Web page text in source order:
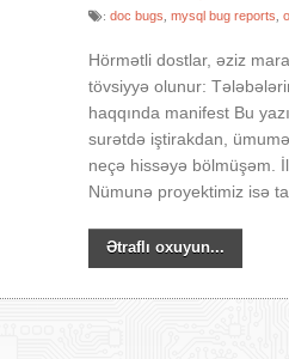
:doc bugs ,mysql bug reports ,
Hörmətli dostlar, əziz
tövsiyyə olunur:
haqqında manifest Bu
surətdə iştirakdan,
neçə hissəyə bölmüşəm.
Nümunə proyektimiz isə
Ətraflı oxuyun...